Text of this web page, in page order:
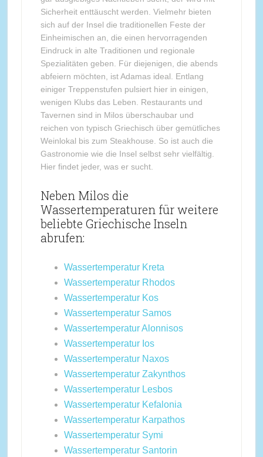
Sicherheit enttäuscht werden. Vielmehr bieten
sich auf der Insel die traditionellen Feste der
Einheimischen an, die einen hervorragenden
Eindruck in alte Traditionen und regionale
Spezialitäten geben. Für diejenigen, die abends
abfeiern möchten, ist Adamas ideal. Entlang
einiger Treppenstufen pulsiert hier in einigen,
wenigen Klubs das Leben. Restaurants und
Tavernen sind in Milos überschaubar und
reichen von typisch Griechisch über gemütliches
Weinlokal bis zum Steakhouse. So ist auch die
Gastronomie wie die Insel selbst sehr vielfältig.
Hier findet jeder, was er sucht.
Neben Milos die
Wassertemperaturen für weitere
beliebte Griechische Inseln
abrufen:
Wassertemperatur Kreta
Wassertemperatur Rhodos
Wassertemperatur Kos
Wassertemperatur Samos
Wassertemperatur Alonnisos
Wassertemperatur Ios
Wassertemperatur Naxos
Wassertemperatur Zakynthos
Wassertemperatur Lesbos
Wassertemperatur Kefalonia
Wassertemperatur Karpathos
Wassertemperatur Symi
Wassertemperatur Santorin